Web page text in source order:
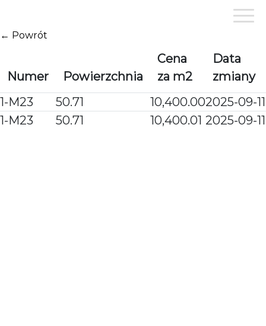
treści
← Powrót
Numer Powierzchnia
Cena
za m2
Data
zmiany
1-M23
50.71 10,400.002025-09-11
1-M23
50.71 10,400.01 2025-09-11